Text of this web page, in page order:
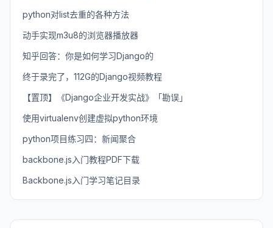
python对list去重的各种方法
动手实现m3u8的浏览器播放器
知乎回答：你是如何学习Django的
终于录完了，112G的Django视频教程
【置顶】《Django企业开发实战》「勘误」
使用virtualenv创建虚拟python环境
python项目练习四：新闻聚合
backbone.js入门教程PDF下载
Backbone.js入门学习笔记目录